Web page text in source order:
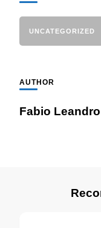
UNCATEGORIZED
AUTHOR
Fabio Leandro